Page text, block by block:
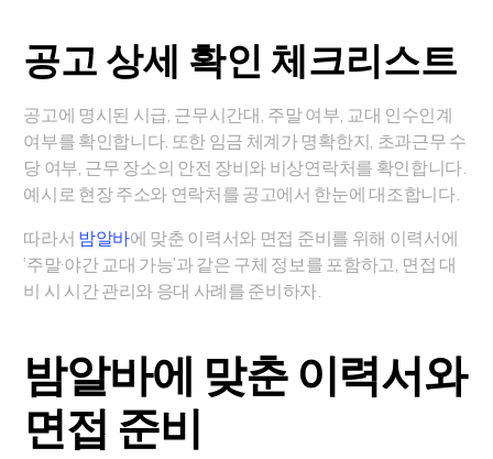
공고 상세 확인 체크리스트
공고에 명시된 시급, 근무시간대, 주말 여부, 교대 인수인계
여부를 확인합니다. 또한 임금 체계가 명확한지, 초과근무 수
당 여부, 근무 장소의 안전 장비와 비상연락처를 확인합니다.
예시로 현장 주소와 연락처를 공고에서 한눈에 대조합니다.
따라서 밤알바에 맞춘 이력서와 면접 준비를 위해 이력서에
‘주말·야간 교대 가능’과 같은 구체 정보를 포함하고, 면접 대
비 시 시간 관리와 응대 사례를 준비하자.
밤알바에 맞춘 이력서와
면접 준비